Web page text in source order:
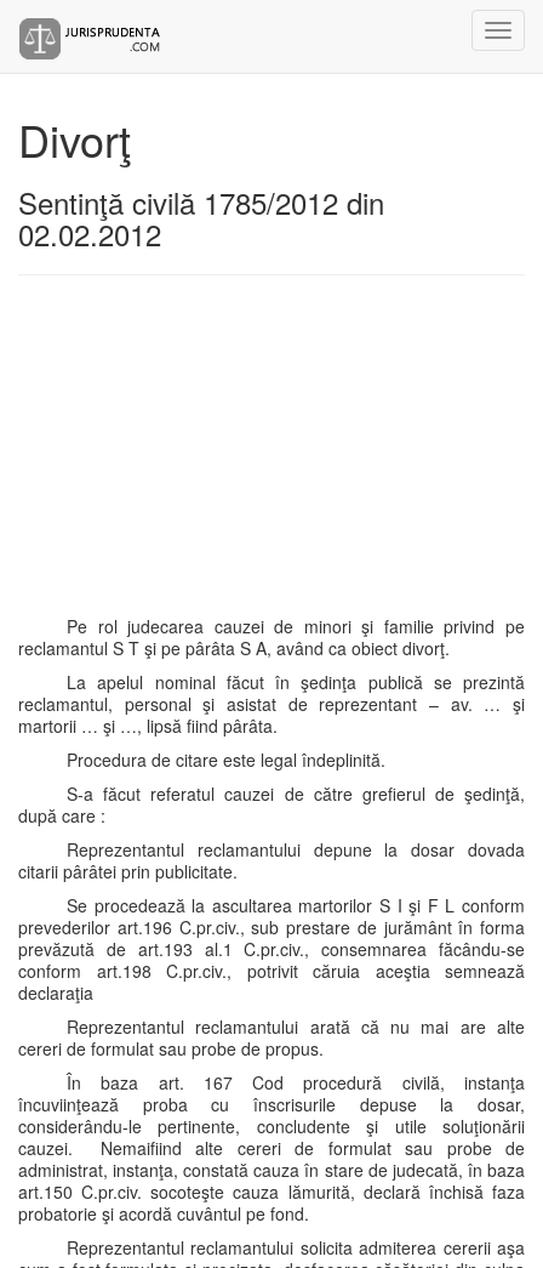
Divorţ
Sentinţă civilă 1785/2012 din
02.02.2012
Pe rol judecarea cauzei de minori şi familie privind pe
reclamantul S T şi pe pârâta S A, având ca obiect divorţ.
La apelul nominal făcut în şedinţa publică se prezintă
reclamantul, personal şi asistat de reprezentant – av. … şi
martorii … şi …, lipsă fiind pârâta.
Procedura de citare este legal îndeplinită.
S-a făcut referatul cauzei de către grefierul de şedinţă,
după care :
Reprezentantul reclamantului depune la dosar dovada
citarii pârâtei prin publicitate.
Se procedează la ascultarea martorilor S I şi F L conform
prevederilor art.196 C.pr.civ., sub prestare de jurământ în forma
prevăzută de art.193 al.1 C.pr.civ., consemnarea făcându-se
conform art.198 C.pr.civ., potrivit căruia aceştia semnează
declaraţia
Reprezentantul reclamantului arată că nu mai are alte
cereri de formulat sau probe de propus.
În baza art. 167 Cod procedură civilă, instanţa
încuviinţează proba cu înscrisurile depuse la dosar,
considerându-le pertinente, concludente şi utile soluţionării
cauzei. Nemaifiind alte cereri de formulat sau probe de
administrat, instanţa, constată cauza în stare de judecată, în baza
art.150 C.pr.civ. socoteşte cauza lămurită, declară închisă faza
probatorie şi acordă cuvântul pe fond.
Reprezentantul reclamantului solicita admiterea cererii aşa